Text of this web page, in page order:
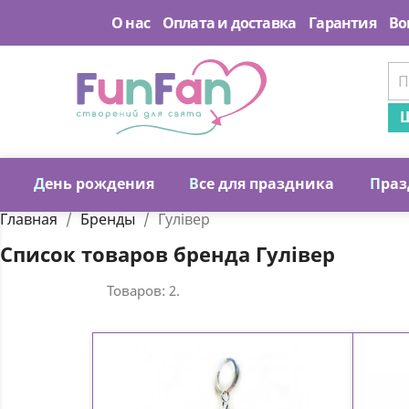
О нас Оплата и доставка Гарантия
День рождения Все для праздника П
Главная Бренды Гулівер
Список товаров бренда Гулівер
Товаров: 2.